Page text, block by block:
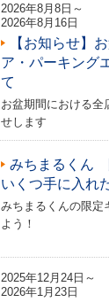
2026年8月8日～
2026年8月16日
【お知らせ】
ア・パーキング
て
お盆期間における全
せします
みちまるくん
いくつ手に入れ
みちまるくんの限定
よう！
2025年12月24日～
2026年1月23日